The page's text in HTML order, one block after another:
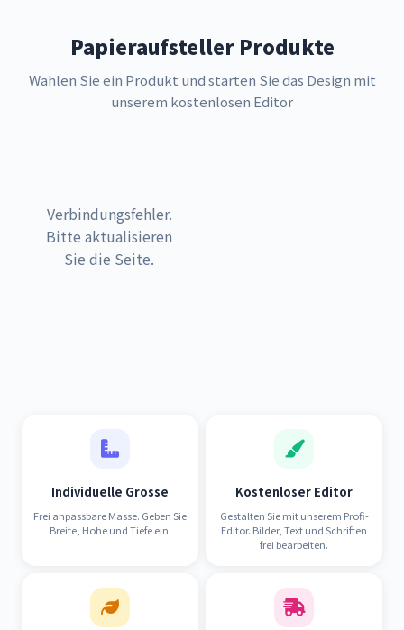
Papieraufsteller Produkte
Wahlen Sie ein Produkt und starten Sie das Design mit
unserem kostenlosen Editor
Verbindungsfehler.
Bitte aktualisieren
Sie die Seite.
Individuelle Grosse
Frei anpassbare Masse. Geben Sie
Breite, Hohe und Tiefe ein.
Kostenloser Editor
Gestalten Sie mit unserem Profi-
Editor. Bilder, Text und Schriften
frei bearbeiten.